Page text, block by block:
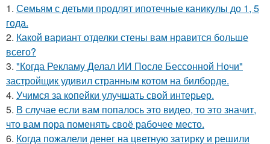
1. Семьям с детьми продлят ипотечные каникулы до 1, 5
года.
2. Какой вариант отделки стены вам нравится больше
всего?
3. "Когда Рекламу Делал ИИ После Бессонной Ночи"
застройщик удивил странным котом на билборде.
4. Учимся за копейки улучшать свой интерьер.
5. В случае если вам попалось это видео, то это значит,
что вам пора поменять своё рабочее место.
6. Когда пожалели денег на цветную затирку и решили